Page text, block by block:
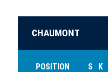
CHAUMONT
POSITION S K